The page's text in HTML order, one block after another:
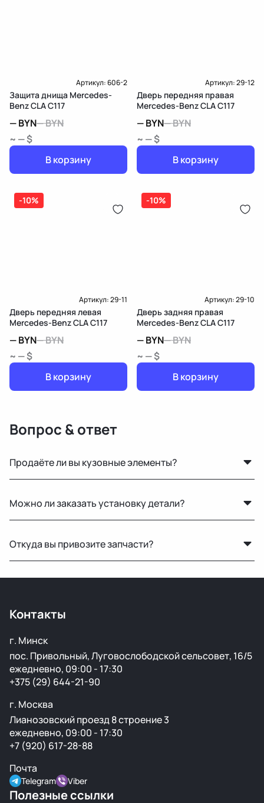
Артикул:606-2
Защита днища Mercedes-
Benz CLA C117
—BYN—BYN
~ — $
В корзину
Артикул:29-12
Дверь передняя правая
Mercedes-Benz CLA C117
—BYN—BYN
~ — $
В корзину
-10%
Артикул:29-11
Дверь передняя левая
Mercedes-Benz CLA C117
—BYN—BYN
~ — $
В корзину
-10%
Артикул:29-10
Дверь задняя правая
Mercedes-Benz CLA C117
—BYN—BYN
~ — $
В корзину
Вопрос & ответ
Продаёте ли вы кузовные элементы?
крылья, капоты, бамперы и другие элементы без
ржавчины и повреждений.
Можно ли заказать установку детали?
только на продаже автозапчастей.
Откуда вы привозите запчасти?
подготовку перед продажей.
Контакты
г. Минск
пос. Привольный, Луговослободской сельсовет, 16/5
ежедневно, 09:00 - 17:30
+375 (29) 644-21-90
г. Москва
Лианозовский проезд 8 строение 3
ежедневно, 09:00 - 17:30
+7 (920) 617-28-88
Почта
Telegram Viber
Полезные ссылки